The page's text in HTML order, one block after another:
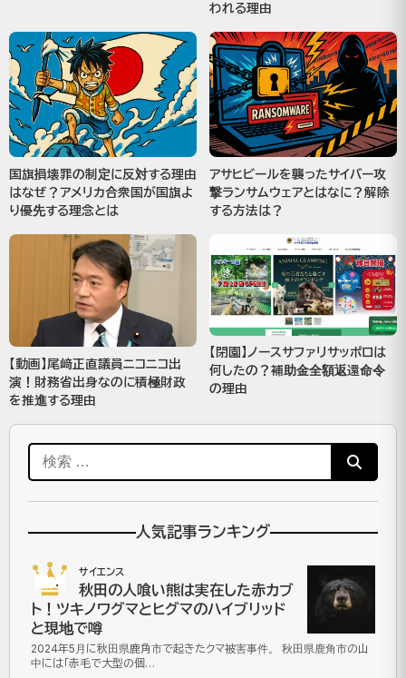
われる理由
国旗損壊罪の制定に反対する理由
はなぜ？アメリカ合衆国が国旗よ
り優先する理念とは
アサヒビールを襲ったサイバー攻
撃ランサムウェアとはなに？解除
する方法は？
【動画】尾﨑正直議員ニコニコ出
演！財務省出身なのに積極財政
を推進する理由
【閉園】ノースサファリサッポロは
何したの？補助金全額返還命令
の理由
索:
人気記事ランキング
No.1
サイエンス
秋田の人喰い熊は実在した赤カブ
ト！ツキノワグマとヒグマのハイブリッド
と現地で噂
2024年5月に秋田県鹿角市で起きたクマ被害事件。 秋田県鹿角市の山
中には「赤毛で大型の個…